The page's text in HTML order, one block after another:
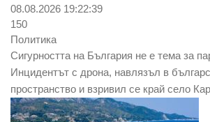
08.08.2026 19:22:39
150
Политика
Сигурността на България не е тема за
Инцидентът с дрона, навлязъл в
пространство и взривил се край село